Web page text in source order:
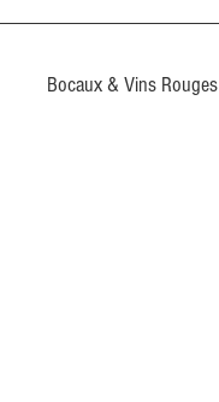
Bocaux & Vins Rouges